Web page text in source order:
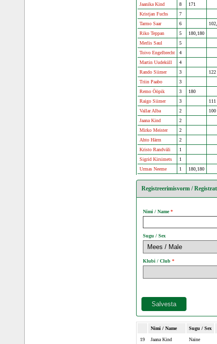
Jaanika Kind
8
171
Kristjan Fuchs
7
Tarmo Saar
6
Riko Teppan
5
180,180
Merlis Saul
5
Toivo Engelbrecht
4
Martin Uudeküll
4
Rando Siimer
3
122
Triin Paabo
3
Remo Ööpik
3
180
Raigo Siimer
3
111
Vallar Alba
2
100
Jaana Kind
2
Mirko Meister
2
Ahto Härm
2
Kristo Randväli
1
Sigrid Kirsimets
1
Urmas Neeme
1 180,180
Registreerimisvorm /
Nimi / Name
Sugu / Sex
Klubi / Club
Nimi / Name Sugu / Sex
19 Jaana Kind Naine